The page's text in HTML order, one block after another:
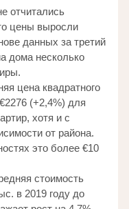
отчитались
цены выросли
данных за третий
дома несколько
цена квадратного
(+2,4%) для
хотя и с
от района.
это более €10
стоимость
в 2019 году до